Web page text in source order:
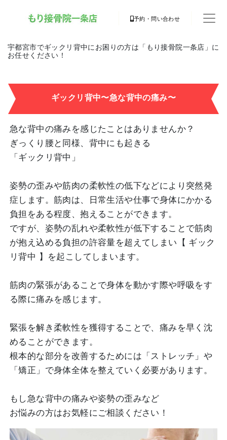
予約・問い合わせ
宇都宮市でギックリ背中にお困りの方は「もり接骨院一条店」に
お任せください！
ギックリ背中〜急な背中の痛み〜
急な背中の痛みを感じたことはありませんか？
ぎっくり腰と同様、背中にも起きる
「ギックリ背中」
姿勢の歪みや筋肉の柔軟性の低下などにより突然発
症します。筋肉は、日常生活や仕事で身体にかかる
負担をある程度、抱えることができます。
ですが、姿勢の乱れや柔軟性が低下することで筋肉
が抱え込める負担の許容量を超えてしまい【 ギック
リ背中 】を起こしてしまいます。
筋肉の緊張があることで身体を動かす際や呼吸をす
る際に痛みを感じます。
緊張を解き柔軟性を獲得することで、痛みを早く沈
めることができます。
根本的な部分を改善するためには「ストレッチ」や
「矯正」で身体全体を整えていく必要があります。
もし急な背中の痛みや姿勢の歪みなど
お悩みの方はお気軽にご相談ください！